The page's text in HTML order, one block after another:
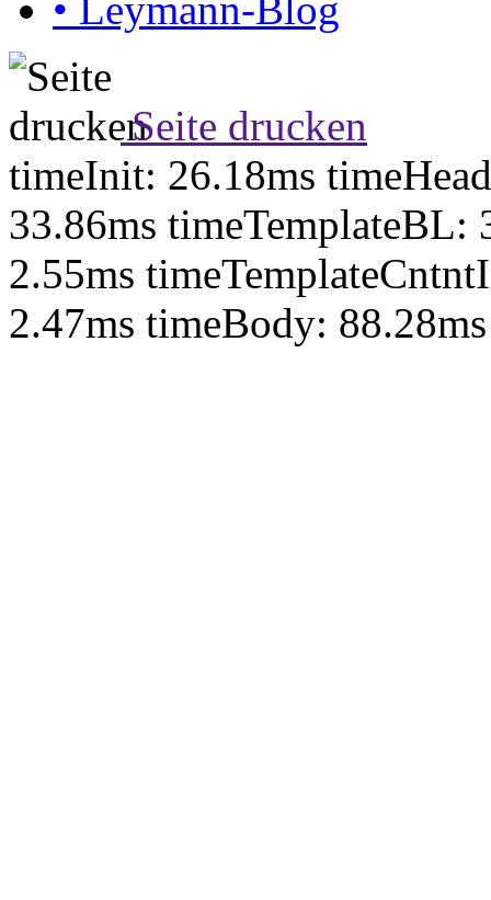
• Leymann-Blog
Seite drucken
timeInit: 26.18ms
33.86ms timeTemplateBL:
2.55ms
2.47ms timeBody: